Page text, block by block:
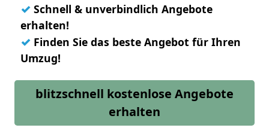
✓ Schnell & unverbindlich Angebote
erhalten!
✓ Finden Sie das beste Angebot für Ihren
Umzug!
blitzschnell kostenlose Angebote
erhalten